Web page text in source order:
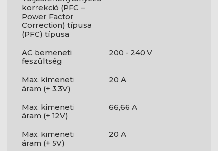
korrekció (PFC –
Power Factor
Correction) típusa
(PFC) típusa
AC bemeneti
feszültség
200 - 240 V
Max. kimeneti
áram (+ 3.3V)
20 A
Max. kimeneti
áram (+ 12V)
66,66 A
Max. kimeneti
áram (+ 5V)
20 A